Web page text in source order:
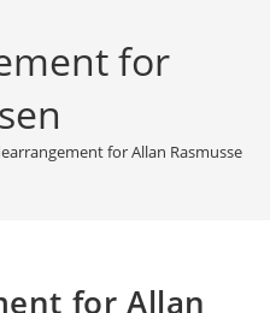
for
for Allan Rasmussen
for Allan